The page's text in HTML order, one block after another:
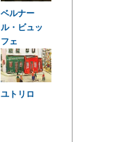
ベルナー
ル・ビュッ
フェ
ユトリロ